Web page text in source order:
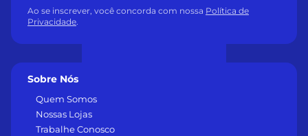
Sobre Nós
Quem Somos
Nossas Lojas
Trabalhe Conosco
Ao se inscrever, você concorda com nossa Política de
Privacidade